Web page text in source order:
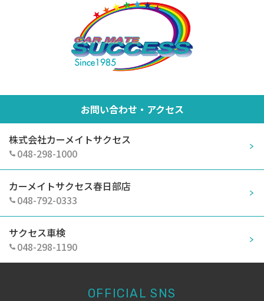
お問い合わせ・アクセス
株式会社カーメイトサクセス
048-298-1000
カーメイトサクセス春日部店
048-792-0333
サクセス車検
048-298-1190
OFFICIAL SNS